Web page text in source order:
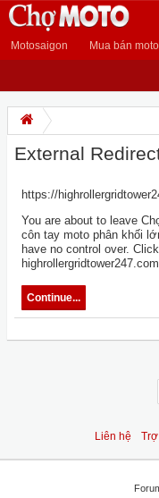
Motosaigon Mua bán
External
https://
You are about to leave
côn tay moto phân khối
have no control over.
Continue...
Liên hệ